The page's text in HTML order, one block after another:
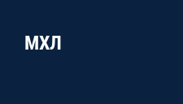
МХЛ